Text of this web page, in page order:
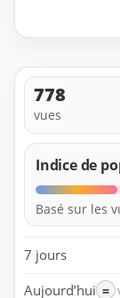
778
vues
Indice de
Basé sur les
7 jours
Aujourd’hui =